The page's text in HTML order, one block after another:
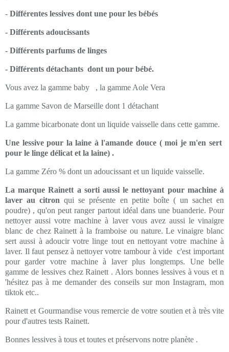
- Différentes lessives dont une pour les bébés
- Différents adoucissants
- Différents parfums de linges
- Différents détachants dont un pour bébé.
Vous avez la gamme baby , la gamme Aole Vera
La gamme Savon de Marseille dont 1 détachant
La gamme bicarbonate dont un liquide vaisselle dans cette gamme.
Une lessive pour la laine à l'amande douce ( moi je m'en sert
pour le linge délicat et la laine) .
La gamme Zéro % dont un adoucissant et un liquide vaisselle.
La marque Rainett a sorti aussi le nettoyant pour machine à
laver au citronqui se présente en petite boîte ( un sachet en
poudre) , qu'on peut ranger partout idéal dans une buanderie. Pour
nettoyer aussi votre machine à laver vous avez aussi le vinaigre
blanc de chez Rainett à la framboise ou nature. Le vinaigre blanc
sert aussi à adoucir votre linge tout en nettoyant votre machine à
laver. Il faut pensez à nettoyer votre tambour à vide c'est important
pour garder votre machine à laver plus longtemps. Une belle
gamme de lessives chez Rainett . Alors bonnes lessives à vous et n
'hésitez pas à me demander des conseils sur mon Instagram, mon
tiktok etc..
Rainett et Gourmandise vous remercie de votre soutien et à très vite
pour d'autres tests Rainett.
Bonnes lessives à tous et toutes et préservons notre planète .